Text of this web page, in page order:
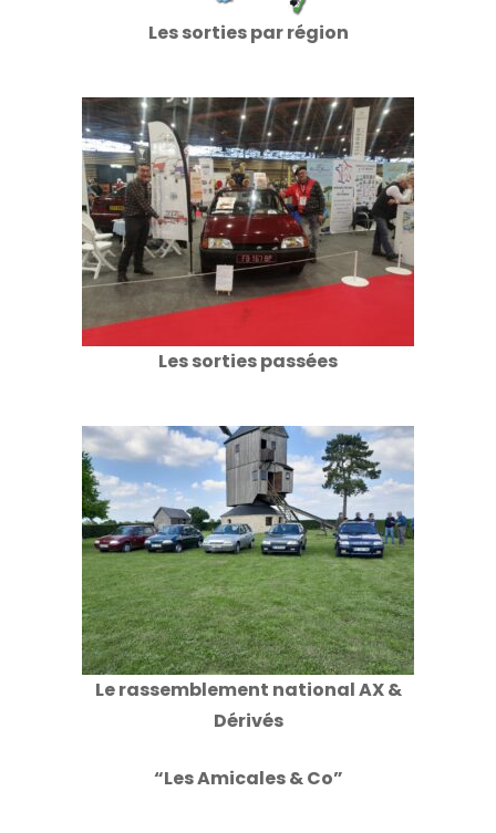
Les sorties par région
Les sorties passées
Le rassemblement national AX &
Dérivés
“Les Amicales & Co”